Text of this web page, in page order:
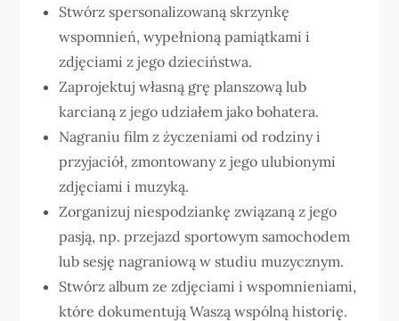
Stwórz spersonalizowaną skrzynkę
wspomnień, wypełnioną pamiątkami i
zdjęciami z jego dzieciństwa.
Zaprojektuj własną grę planszową lub
karcianą z jego udziałem jako bohatera.
Nagraniu film z życzeniami od rodziny i
przyjaciół, zmontowany z jego ulubionymi
zdjęciami i muzyką.
Zorganizuj niespodziankę związaną z jego
pasją, np. przejazd sportowym samochodem
lub sesję nagraniową w studiu muzycznym.
Stwórz album ze zdjęciami i wspomnieniami,
które dokumentują Waszą wspólną historię.